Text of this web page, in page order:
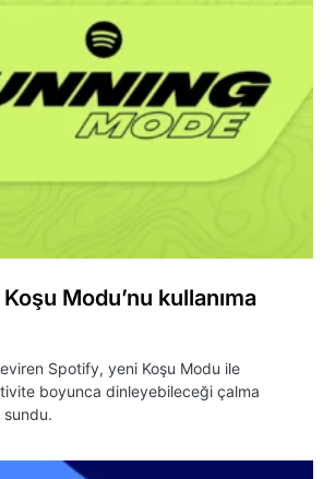
Modu’nu kullanıma
Spotify, yeni Koşu Modu ile
boyunca dinleyebileceği çalma
sundu.